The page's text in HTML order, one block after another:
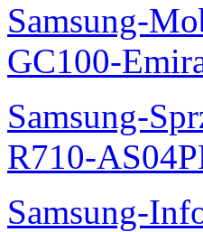
Samsung-
GC100-
Samsung-
R710-
Samsung-